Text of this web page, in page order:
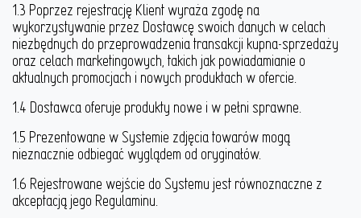
1.3 Poprzez rejestrację Klient wyraża zgodę na
wykorzystywanie przez Dostawcę swoich danych w celach
niezbędnych do przeprowadzenia transakcji kupna-sprzedaży
oraz celach marketingowych, takich jak powiadamianie o
aktualnych promocjach i nowych produktach w ofercie.
1.4 Dostawca oferuje produkty nowe i w pełni sprawne.
1.5 Prezentowane w Systemie zdjęcia towarów mogą
nieznacznie odbiegać wyglądem od oryginałów.
1.6 Rejestrowane wejście do Systemu jest równoznaczne z
akceptacją jego Regulaminu.